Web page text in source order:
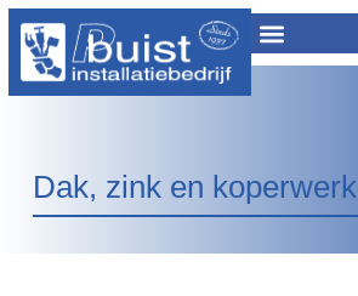
Dak, zink en koperwerk